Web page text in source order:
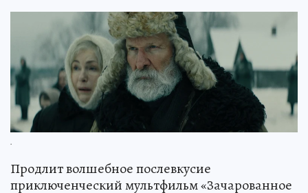
.
Продлит волшебное послевкусие
приключенческий мультфильм «Зачарованное